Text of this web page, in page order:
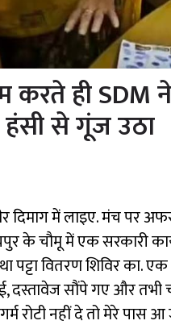
ही SDM
से गूंज उठा
दिमाग में लाइए. मंच पर
के चौमू में एक सरकारी
पट्टा वितरण शिविर का.
हुई, दस्तावेज सौंपे गए और
रोटी नहीं दे तो मेरे पास आ